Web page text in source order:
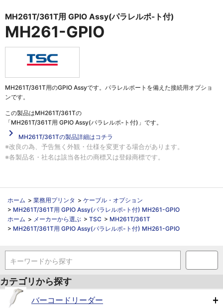
MH261T/361T用 GPIO Assy(パラレルポ-ト付)
MH261-GPIO
MH261T/361T用のGPIO Assyです。パラレルポートを備えた接続用オプショ
ンです。
この製品はMH261T/361Tの
「MH261T/361T用 GPIO Assy(パラレルポ-ト付)」 です。
navigate_next
MH261T/361Tの製品詳細はコチラ
※改良の為、予告無く外観・仕様を変更する場合があります。
※各製品名・社名は該当各社の商標又は登録商標です。
ホーム > 業務用プリンタ > ケーブル・オプション
> MH261T/361T用 GPIO Assy(パラレルポ-ト付) MH261-GPIO
ホーム > メーカーから選ぶ > TSC > MH261T/361T
> MH261T/361T用 GPIO Assy(パラレルポ-ト付) MH261-GPIO
キーワードから探す
カテゴリから探す
バーコードリーダー